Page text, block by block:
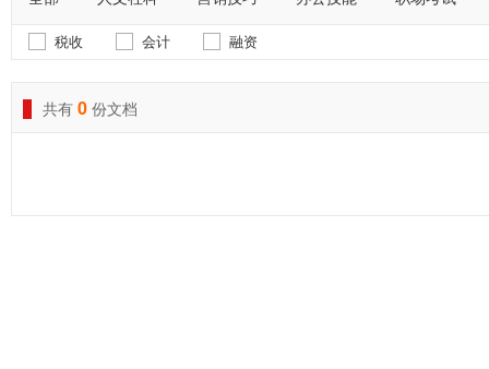
税收 会计 融资
共有 0 份文档